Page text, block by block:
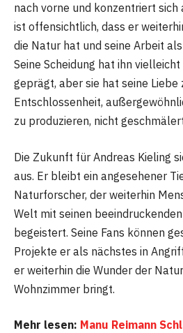
nach vorne und konzentriert sich
ist offensichtlich, dass er
die Natur hat und seine Arbeit
Seine Scheidung hat ihn
geprägt, aber sie hat seine Liebe
Entschlossenheit,
zu produzieren, nicht
Die Zukunft für Andreas Kieling
aus. Er bleibt ein angesehener
Naturforscher, der weiterhin
Welt mit seinen
begeistert. Seine Fans können
Projekte er als nächstes in
er weiterhin die Wunder der
Wohnzimmer bringt.
Mehr lesen: Manu Reimann